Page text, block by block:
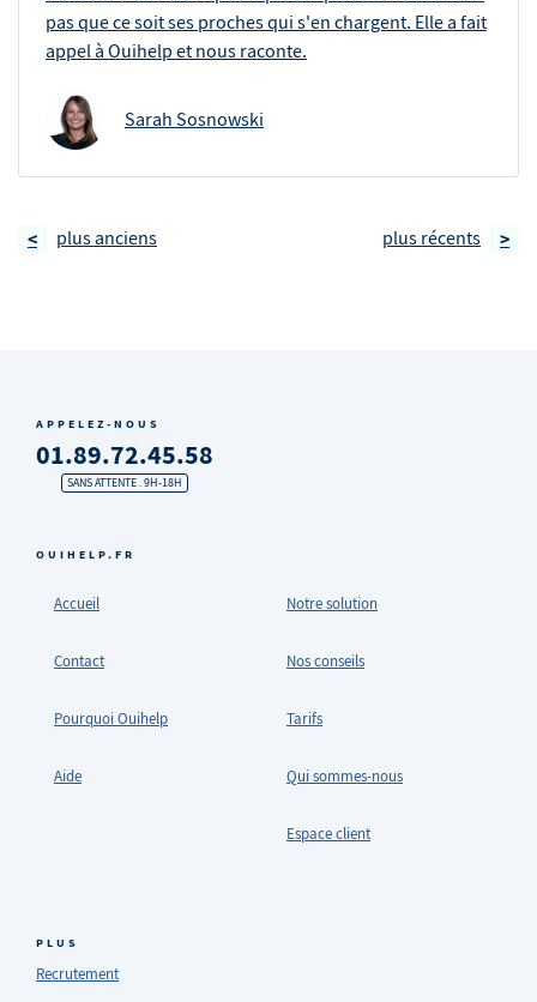
pas que ce soit ses proches qui s'en chargent. Elle a fait
appel à Ouihelp et nous raconte.
Sarah Sosnowski
< plus anciens plus récents >
OUIHELP.FR
Accueil
Contact
Pourquoi Ouihelp
Aide
Notre solution
Nos conseils
Tarifs
Qui sommes-nous
Espace client
PLUS
Recrutement
APPELEZ-NOUS
01.89.72.45.58
SANS ATTENTE . 9H-18H